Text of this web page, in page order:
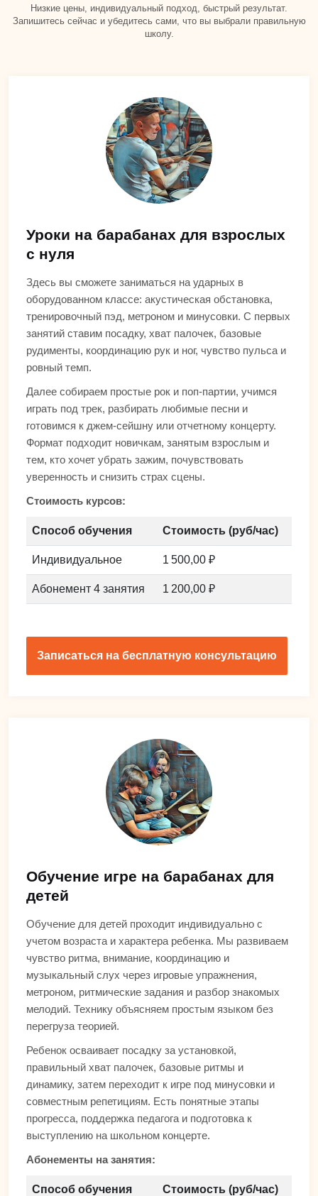
Низкие цены, индивидуальный подход, быстрый результат.
Запишитесь сейчас и убедитесь сами, что вы выбрали правильную
школу.
Уроки на барабанах для взрослых
с нуля
Здесь вы сможете заниматься на ударных в
оборудованном классе: акустическая обстановка,
тренировочный пэд, метроном и минусовки. С первых
занятий ставим посадку, хват палочек, базовые
рудименты, координацию рук и ног, чувство пульса и
ровный темп.
Далее собираем простые рок и поп-партии, учимся
играть под трек, разбирать любимые песни и
готовимся к джем-сейшну или отчетному концерту.
Формат подходит новичкам, занятым взрослым и
тем, кто хочет убрать зажим, почувствовать
уверенность и снизить страх сцены.
Стоимость курсов:
Способ обучения Стоимость (руб/час)
Индивидуальное 1 500,00 ₽
Абонемент 4 занятия 1 200,00 ₽
Записаться на бесплатную консультацию
Обучение игре на барабанах для
детей
Обучение для детей проходит индивидуально с
учетом возраста и характера ребенка. Мы развиваем
чувство ритма, внимание, координацию и
музыкальный слух через игровые упражнения,
метроном, ритмические задания и разбор знакомых
мелодий. Технику объясняем простым языком без
перегруза теорией.
Ребенок осваивает посадку за установкой,
правильный хват палочек, базовые ритмы и
динамику, затем переходит к игре под минусовки и
совместным репетициям. Есть понятные этапы
прогресса, поддержка педагога и подготовка к
выступлению на школьном концерте.
Абонементы на занятия:
Способ обучения Стоимость (руб/час)